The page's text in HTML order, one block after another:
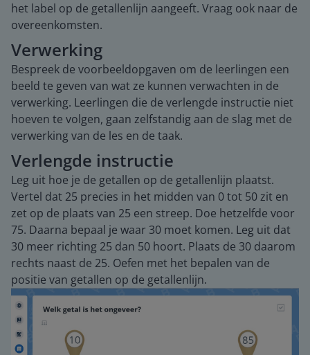
het label op de getallenlijn aangeeft. Vraag ook naar de
overeenkomsten.
Verwerking
Bespreek de voorbeeldopgaven om de leerlingen een
beeld te geven van wat ze kunnen verwachten in de
verwerking. Leerlingen die de verlengde instructie niet
hoeven te volgen, gaan zelfstandig aan de slag met de
verwerking van de les en de taak.
Verlengde instructie
Leg uit hoe je de getallen op de getallenlijn plaatst.
Vertel dat 25 precies in het midden van 0 tot 50 zit en
zet op de plaats van 25 een streep. Doe hetzelfde voor
75. Daarna bepaal je waar 30 moet komen. Leg uit dat
30 meer richting 25 dan 50 hoort. Plaats de 30 daarom
rechts naast de 25. Oefen met het bepalen van de
positie van getallen op de getallenlijn.